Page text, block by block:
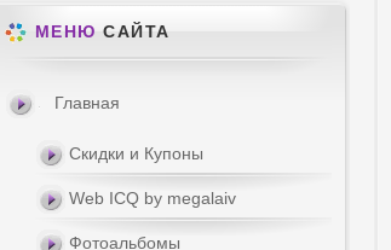
МЕНЮ САЙТА
Главная
Скидки и Купоны
Web ICQ by megalaiv
Фотоальбомы